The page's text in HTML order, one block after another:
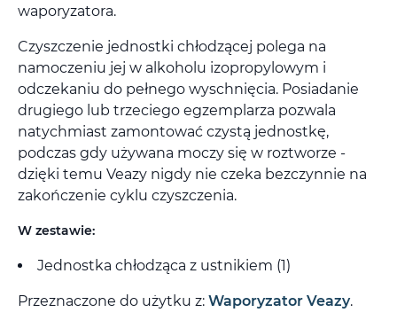
waporyzatora.
Czyszczenie jednostki chłodzącej polega na
namoczeniu jej w alkoholu izopropylowym i
odczekaniu do pełnego wyschnięcia. Posiadanie
drugiego lub trzeciego egzemplarza pozwala
natychmiast zamontować czystą jednostkę,
podczas gdy używana moczy się w roztworze -
dzięki temu Veazy nigdy nie czeka bezczynnie na
zakończenie cyklu czyszczenia.
W zestawie:
Jednostka chłodząca z ustnikiem (1)
Przeznaczone do użytku z: Waporyzator Veazy.